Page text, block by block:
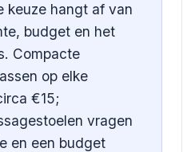
keuze hangt af van
budget en het
Compacte
op elke
€15;
vragen
en een budget